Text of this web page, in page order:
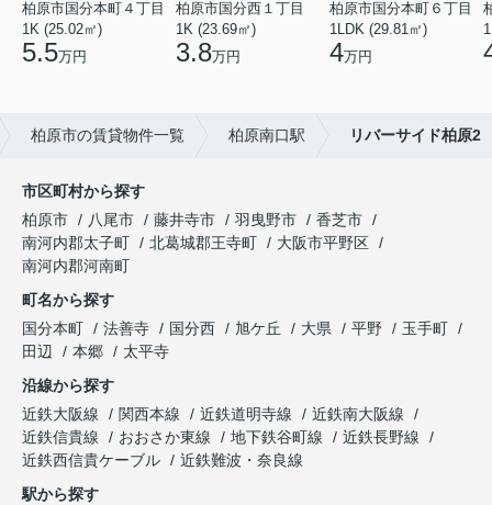
柏原市国分本町４丁目
1K (25.02㎡)
5.5万円
柏原市国分西１丁目
1K (23.69㎡)
3.8万円
柏原市国分本町６丁目
1LDK (29.81㎡)
4万円
柏原市の賃貸物件一覧 柏原南口駅 リバーサイド柏原2
市区町村から探す
柏原市
八尾市 藤井寺市 羽曳野市
香芝市
南河内郡太子町
北葛城郡王寺町
大阪市平野区
南河内郡河南町
町名から探す
国分本町
法善寺 国分西 旭ケ丘 大県 平野
玉手町
田辺
本郷
太平寺
沿線から探す
近鉄大阪線
関西本線 近鉄道明寺線
近鉄南大阪線
近鉄信貴線
おおさか東線 地下鉄谷町線
近鉄長野線
近鉄西信貴ケーブル
近鉄難波・奈良線
駅から探す